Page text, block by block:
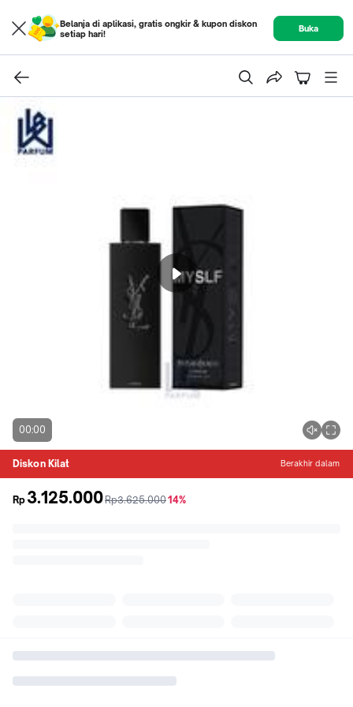
Belanja di aplikasi, gratis ongkir & kupon diskon
setiap hari!
Buka
00:00
Diskon Kilat Berakhir dalam
Rp 3.125.000sebelum
Rp3.625.000diskon
14%